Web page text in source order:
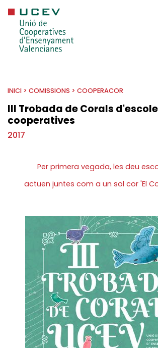
INICI > COMISSIONS > COOPERACOR
III Trobada de Corals
cooperatives
2017
Per primera vegada, les deu
actuen juntes com a un sol cor 'El